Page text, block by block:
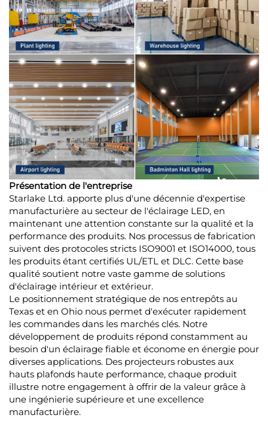
Présentation de l'entreprise
Starlake Ltd. apporte plus d'une décennie d'expertise
manufacturière au secteur de l'éclairage LED, en
maintenant une attention constante sur la qualité et la
performance des produits. Nos processus de fabrication
suivent des protocoles stricts ISO9001 et ISO14000, tous
les produits étant certifiés UL/ETL et DLC. Cette base
qualité soutient notre vaste gamme de solutions
d'éclairage intérieur et extérieur.
Le positionnement stratégique de nos entrepôts au
Texas et en Ohio nous permet d'exécuter rapidement
les commandes dans les marchés clés. Notre
développement de produits répond constamment au
besoin d'un éclairage fiable et économe en énergie pour
diverses applications. Des projecteurs robustes aux
hauts plafonds haute performance, chaque produit
illustre notre engagement à offrir de la valeur grâce à
une ingénierie supérieure et une excellence
manufacturière.